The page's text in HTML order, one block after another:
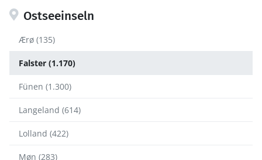
Ostseeinseln
Ærø (135)
Falster (1.170)
Fünen (1.300)
Langeland (614)
Lolland (422)
Møn (283)